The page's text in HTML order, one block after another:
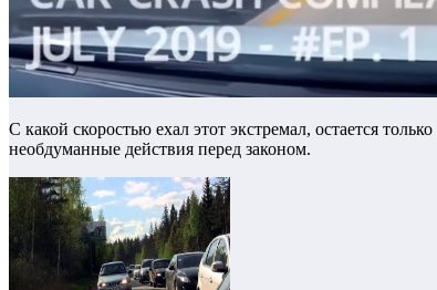
С какой скоростью ехал этот экстремал, остается
необдуманные действия перед законом.